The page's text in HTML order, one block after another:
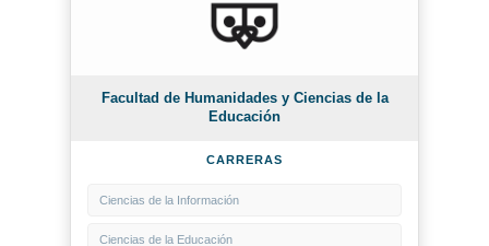
Facultad de Humanidades y Ciencias de la
Educación
CARRERAS
Ciencias de la Información
Ciencias de la Educación